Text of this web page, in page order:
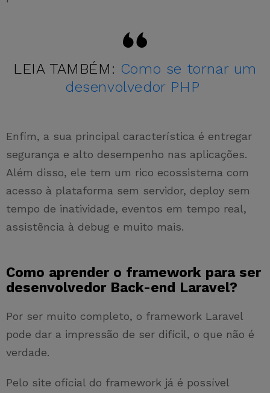
LEIA TAMBÉM: Como se tornar um
desenvolvedor PHP
Enfim, a sua principal característica é entregar
segurança e alto desempenho nas aplicações.
Além disso, ele tem um rico ecossistema com
acesso à plataforma sem servidor, deploy sem
tempo de inatividade, eventos em tempo real,
assistência à debug e muito mais.
Como aprender o framework para ser
desenvolvedor Back-end Laravel?
Por ser muito completo, o framework Laravel
pode dar a impressão de ser difícil, o que não é
verdade.
Pelo site oficial do framework já é possível